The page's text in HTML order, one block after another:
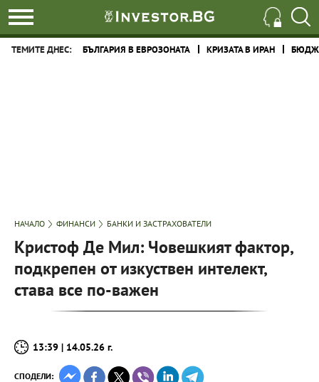
ТЕМИТЕ ДНЕС: БЪЛГАРИЯ В ЕВРОЗОНАТА КРИЗАТА В ИРАН
НАЧАЛО ФИНАНСИ БАНКИ И ЗАСТРАХОВАТЕЛИ
Кристоф Де Мил: Човешкият фактор,
подкрепен от изкуствен интелект,
става все по-важен
13:39 | 14.05.26 г.
СПОДЕЛИ: